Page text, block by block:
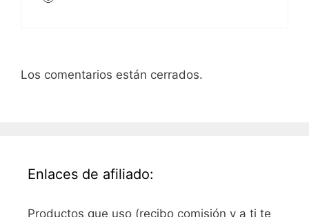
Los comentarios están cerrados.
Enlaces de afiliado:
Productos que uso (recibo comisión y a ti te